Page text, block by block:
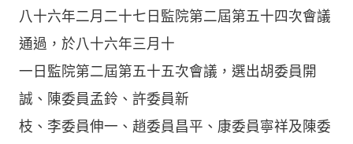
八十六年二月二十七日監院第二屆第五十四次會議
通過，於八十六年三月十
一日監院第二屆第五十五次會議，選出胡委員開
誠、陳委員孟鈴、許委員新
枝、李委員伸一、趙委員昌平、康委員寧祥及陳委